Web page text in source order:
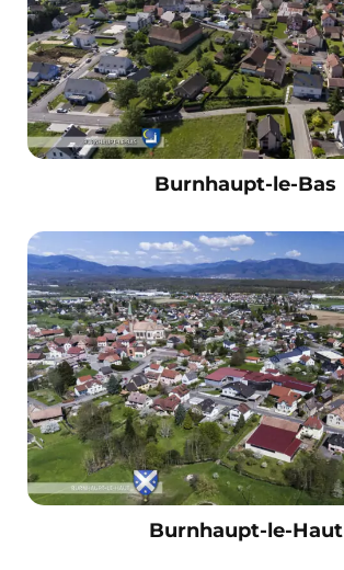
Burnhaupt-le-Bas
Burnhaupt-le-Haut